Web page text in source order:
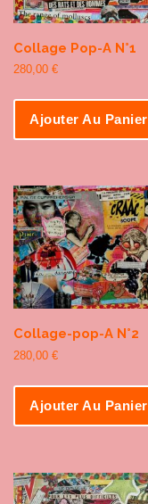
Collage Pop-A N°1
280,00 €
Ajouter Au Panier
Collage-pop-A N°2
280,00 €
Ajouter Au Panier